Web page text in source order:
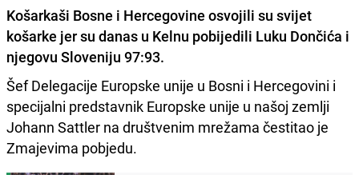
Košarkaši Bosne i Hercegovine osvojili su svijet
košarke jer su danas u Kelnu pobijedili Luku Dončića i
njegovu Sloveniju 97:93.
Šef Delegacije Europske unije u Bosni i Hercegovini i
specijalni predstavnik Europske unije u našoj zemlji
Johann Sattler na društvenim mrežama čestitao je
Zmajevima pobjedu.